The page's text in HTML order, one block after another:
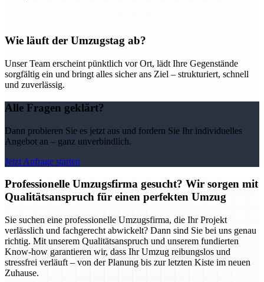
Wie läuft der Umzugstag ab?
Unser Team erscheint pünktlich vor Ort, lädt Ihre Gegenstände
sorgfältig ein und bringt alles sicher ans Ziel – strukturiert, schnell
und zuverlässig.
Alle Fragen geklärt?
Dann probieren Sie es jetzt aus und fordern Sie Ihr individuelles
Angebot an – ganz unverbindlich.
Jetzt Anfrage starten
Professionelle Umzugsfirma gesucht? Wir sorgen mit
Qualitätsanspruch für einen perfekten Umzug
Sie suchen eine professionelle Umzugsfirma, die Ihr Projekt
verlässlich und fachgerecht abwickelt? Dann sind Sie bei uns genau
richtig. Mit unserem Qualitätsanspruch und unserem fundierten
Know-how garantieren wir, dass Ihr Umzug reibungslos und
stressfrei verläuft – von der Planung bis zur letzten Kiste im neuen
Zuhause.